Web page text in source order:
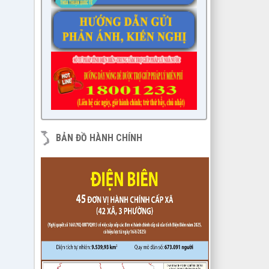
tịch UBND tỉnh
lượt xem: 365 | lượt tải:161
Kế hoạch Học tập, trao đổi kinh
nghiệm năm 2023 của HĐND huyện
khóa XXI, nhiệm kỳ 2021 - 2026 tại
các huyện thuộc các tỉnh phía Nam
lượt xem: 15591 | lượt tải:1682
6/KH-BPC
Kế hoạch giám sát việc thực hiện
các quy định của pháp luật về công
tác thi hành án dân sự trên địa bàn
Quyết định thành lập đoàn giám sát
việc thực hiện các quy định của
pháp luật về công tác thi hành án
dân sự trên địa bàn huyện năm
2021, 2022
lượt xem: 3389 | lượt tải:597
230/CTr-TT HĐND
Chương trình công tác tháng
03/2023 của TT HĐND
BẢN ĐỒ HÀNH CHÍNH